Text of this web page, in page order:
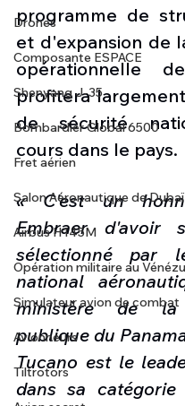
Drones
Composante ESPACE
Shenyang J-35
Bombardier Global 6500
Fret aérien
Salon Aéronautique de
Airbus H145M
Opération militaire au
Simulateur avion de combat
Avionneurs
Tiltrotors
programme de
et d'expansion de
opérationnelle
profitera
de sécurité
cours dans le pays.
« C'est un
Embraer d'avoir
sélectionné par
national
ministère de la
publique du
Tucano est le
dans sa